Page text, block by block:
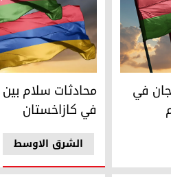
في الإمارات من دون تحقيق تقدم
في العلمان الأذربيجاني
الشرق الاوسط
محادثات سلام بين
في كازاخستان